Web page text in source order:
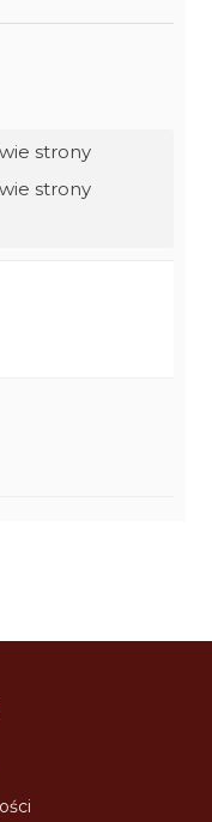
strony
strony